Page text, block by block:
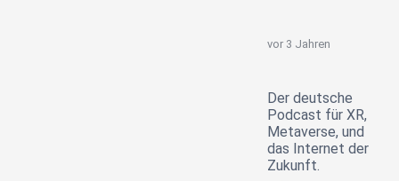
vor 3 Jahren
Der deutsche
Podcast für XR,
Metaverse, und
das Internet der
Zukunft.